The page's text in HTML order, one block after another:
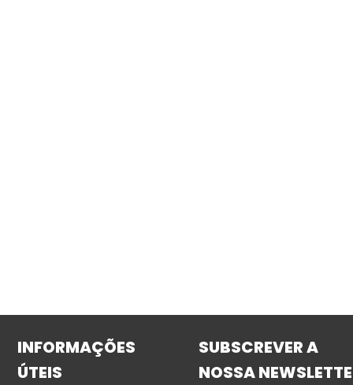
INFORMAÇÕES
ÚTEIS
SUBSCREVER A
NOSSA